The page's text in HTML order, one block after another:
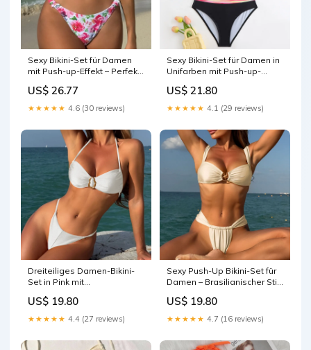
Sexy Bikini-Set für Damen
mit Push-up-Effekt – Perfekt
Color:A24121405
US$ 26.77
★★★★★ 4.6 (30 reviews)
Sexy Bikini-Set für Damen in
Unifarben mit Push-up-
Badeanzug für Strand und
Schwimmen
US$ 21.80
★★★★★ 4.1 (29 reviews)
Dreiteiliges Damen-Bikini-
Set in Pink mit
ideal für Strand und Pool
Kinder
US$ 19.80
★★★★★ 4.4 (27 reviews)
Sexy Push-Up Bikini-Set für
Damen – Brasilianischer Stil
US$ 19.80
★★★★★ 4.7 (16 reviews)